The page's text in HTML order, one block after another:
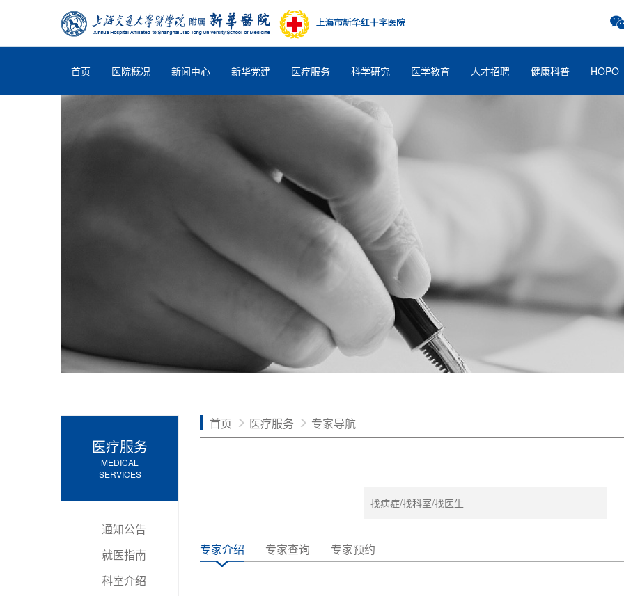
首页 医院概况 新闻中心 新华党建 医疗服务 科学研究 医学教育 人才招聘 健康科普 HOPO
医疗服务
MEDICAL
SERVICES
通知公告
就医指南
科室介绍
首页 医疗服务 专家导航
专家介绍 专家查询 专家预约